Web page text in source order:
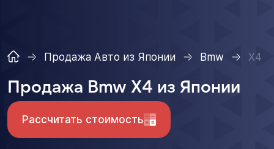
Продажа Авто из Японии Bmw X4
Продажа Bmw X4 из Японии
Рассчитать стоимость